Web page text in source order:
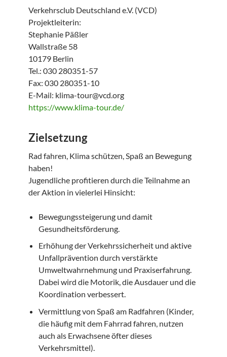
Verkehrsclub Deutschland e.V. (VCD)
Projektleiterin:
Stephanie Päßler
Wallstraße 58
10179 Berlin
Tel.: 030 280351-57
Fax: 030 280351-10
E-Mail: klima-tour@vcd.org
https://www.klima-tour.de/
Zielsetzung
Rad fahren, Klima schützen, Spaß an Bewegung
haben!
Jugendliche profitieren durch die Teilnahme an
der Aktion in vielerlei Hinsicht:
Bewegungssteigerung und damit
Gesundheitsförderung.
Erhöhung der Verkehrssicherheit und aktive
Unfallprävention durch verstärkte
Umweltwahrnehmung und Praxiserfahrung.
Dabei wird die Motorik, die Ausdauer und die
Koordination verbessert.
Vermittlung von Spaß am Radfahren (Kinder,
die häufig mit dem Fahrrad fahren, nutzen
auch als Erwachsene öfter dieses
Verkehrsmittel).